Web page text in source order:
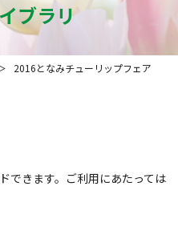
ブラリ
2016となみチューリップフェア
できます。ご利用にあたっては